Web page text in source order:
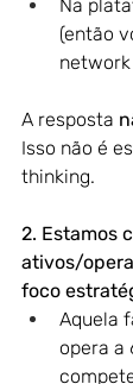
Na
(então
A resposta
Isso não é
thinking.
2. Estamos
ativos/
foco
Aquela
opera a